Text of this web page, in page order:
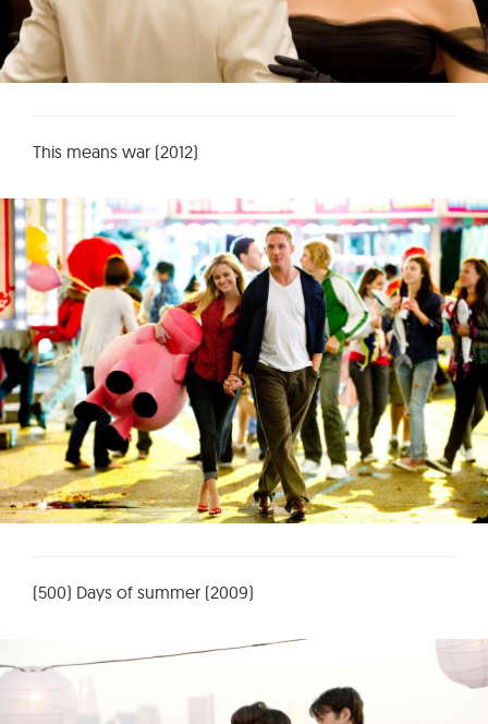
This means war (2012)
(500) Days of summer (2009)